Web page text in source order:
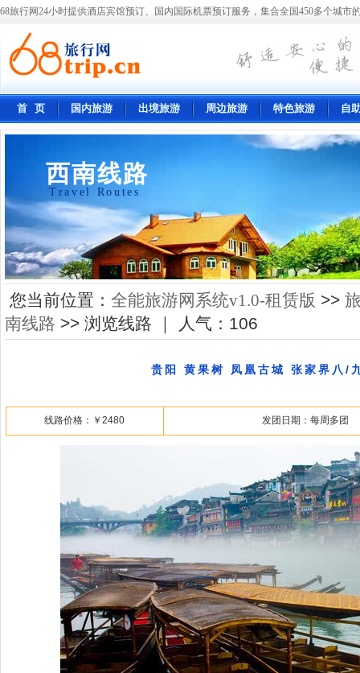
68旅行网24小时提供酒店宾馆预订、国内国际机票预订服务，集合全国450多个城市
首 页 国内旅游 出境旅游 周边旅游 特色旅游 自
西南线路
Travel Routes
您当前位置： 全能旅游网系统v1.0-租赁版 >>
南线路 >> 浏览线路 ｜ 人气： 106
贵阳 黄果树 凤凰古城 张家界八/
线路价格：￥2480 发团日期：每周多团